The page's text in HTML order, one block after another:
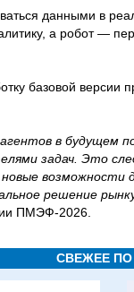
данными в
а робот —
базовой версии
в будущем
задач. Это
возможности
решение
ПМЭФ-2026.
СВЕЖЕЕ ПО